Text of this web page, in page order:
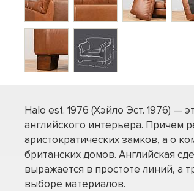
Halo est. 1976 (Хэйло Эст. 1976) —
английского интерьера. Причем
аристократических замков, а о
британских домов. Английская
выражается в простоте линий, а
выборе материалов.